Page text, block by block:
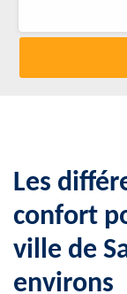
Les
confort
ville de
environs